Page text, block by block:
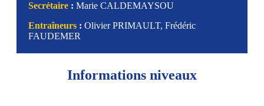
Secrétaire : Marie CALDEMAYSOU
Entraîneurs : Olivier PRIMAULT, Frédéric
FAUDEMER
Informations niveaux